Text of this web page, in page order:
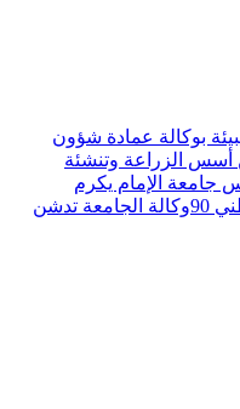
بوكالة عمادة شؤون
أسس الزراعة وتنشئة
جامعة الإمام يكرم
90
وكالة الجامعة تدشن